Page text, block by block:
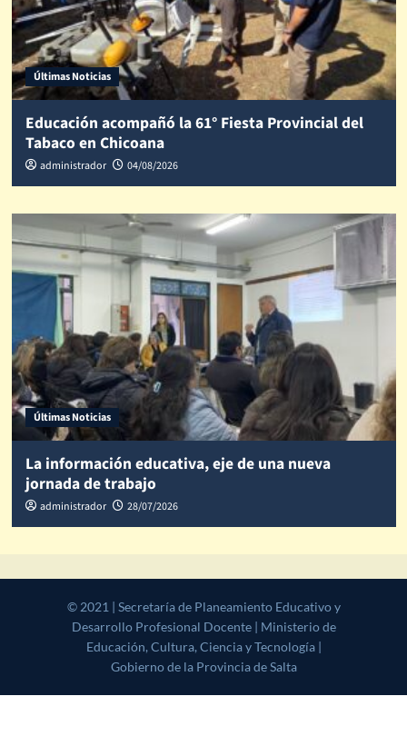
Últimas Noticias
Educación acompañó la 61° Fiesta Provincial del
Tabaco en Chicoana
administrador 04/08/2026
Últimas Noticias
La información educativa, eje de una nueva
jornada de trabajo
administrador 28/07/2026
© 2021 | Secretaría de Planeamiento Educativo y Desarrollo
Profesional Docente | Ministerio de Educación, Cultura, Ciencia y
Tecnología | Gobierno de la Provincia de Salta|CoverNews
themes.